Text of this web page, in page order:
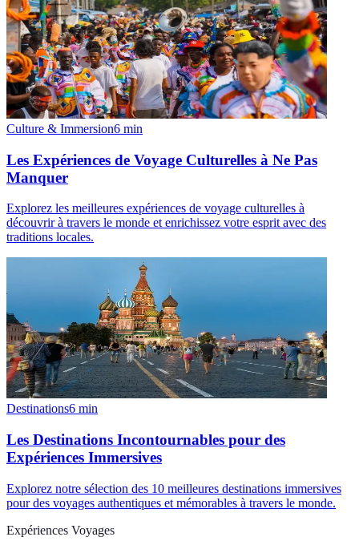
Culture & Immersion6 min
Les Expériences de Voyage Culturelles à Ne Pas
Manquer
Explorez les meilleures expériences de voyage culturelles à
découvrir à travers le monde et enrichissez votre esprit avec des
traditions locales.
Destinations6 min
Les Destinations Incontournables pour des
Expériences Immersives
Explorez notre sélection des 10 meilleures destinations immersives
pour des voyages authentiques et mémorables à travers le monde.
Expériences Voyages